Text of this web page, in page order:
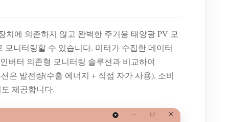
에 의존하지 않고 완벽한 주거용 태양광 PV 모
니터링할 수 있습니다. 미터가 수집한 데이터
버터 의존형 모니터링 솔루션과 비교하여
은 발전량(수출 에너지 + 직접 자가 사용), 소비
제공합니다.